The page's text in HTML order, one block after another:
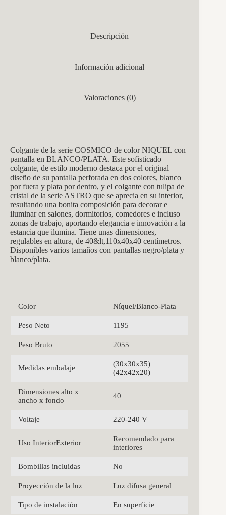
Descripción
Información adicional
Valoraciones (0)
Colgante de la serie COSMICO de color NIQUEL con
pantalla en BLANCO/PLATA. Este sofisticado
colgante, de estilo moderno destaca por el original
diseño de su pantalla perforada en dos colores, blanco
por fuera y plata por dentro, y el colgante con tulipa de
cristal de la serie ASTRO que se aprecia en su interior,
resultando una bonita composición para decorar e
iluminar en salones, dormitorios, comedores e incluso
zonas de trabajo, aportando elegancia e innovación a la
estancia que ilumina. Tiene unas dimensiones,
regulables en altura, de 40&lt,110x40x40 centímetros.
Disponibles varios tamaños con pantallas negro/plata y
blanco/plata.
Color Níquel/Blanco-Plata
Peso Neto 1195
Peso Bruto 2055
Medidas embalaje
(30x30x35)
(42x42x20)
Dimensiones alto x
ancho x fondo
40
Voltaje 220-240 V
Uso InteriorExterior
Recomendado para
interiores
Bombillas incluidas No
Proyección de la luz Luz difusa general
Tipo de instalación En superficie